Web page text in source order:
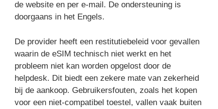
de website en per e-mail. De ondersteuning is
doorgaans in het Engels.
De provider heeft een restitutiebeleid voor gevallen
waarin de eSIM technisch niet werkt en het
probleem niet kan worden opgelost door de
helpdesk. Dit biedt een zekere mate van zekerheid
bij de aankoop. Gebruikersfouten, zoals het kopen
voor een niet-compatibel toestel, vallen vaak buiten